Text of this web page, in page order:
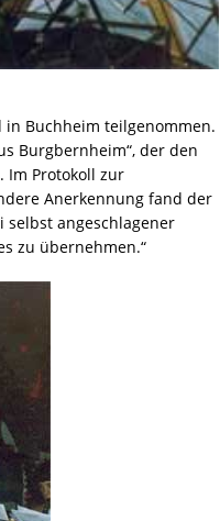
in Buchheim teilgenommen.
Burgbernheim“, der den
Im Protokoll zur
Anerkennung fand der
selbst angeschlagener
zu übernehmen.“